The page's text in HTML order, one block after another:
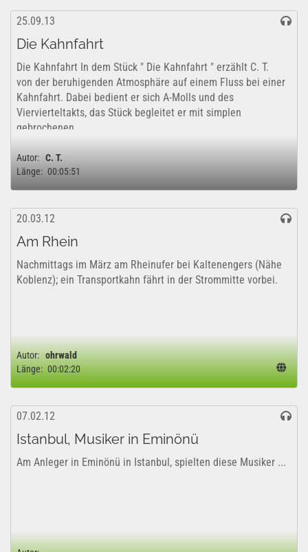
25.09.13
Die Kahnfahrt
Die Kahnfahrt In dem Stück " Die Kahnfahrt " erzählt C. T.
von der beruhigenden Atmosphäre auf einem Fluss bei einer
Kahnfahrt. Dabei bedient er sich A-Molls und des
Viervierteltakts, das Stück begleitet er mit simplen
gebrochenen...
Autor: C. T.
Länge: 00:05:51
20.03.12
Am Rhein
Nachmittags im März am Rheinufer bei Kaltenengers (Nähe
Koblenz); ein Transportkahn fährt in der Strommitte vorbei.
Autor: ohrwald
Länge: 00:02:20
07.02.12
Istanbul, Musiker in Eminönü
Am Anleger in Eminönü in Istanbul, spielten diese Musiker ...